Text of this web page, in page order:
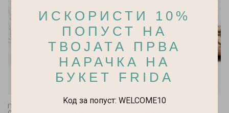
Почетна Art & Craft
Скулптури и Објекти
ИСКОРИСТИ 10%
ПОПУСТ НА
ТВОЈАТА ПРВА
НАРАЧКА НА
БУКЕТ FRIDA
Kод за попуст: WELCOME10